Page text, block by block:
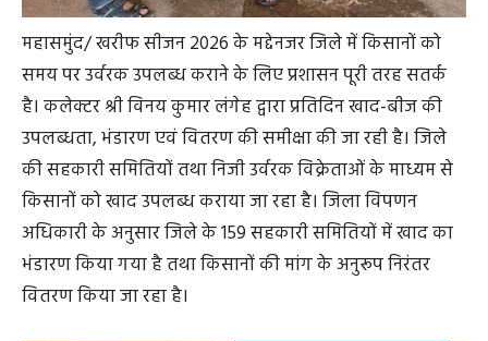
उन्होंने बताया कि खरीफ 2026 के लिए जिले को 60 हजार 850
टन रासायनिक उर्वरकों का लक्ष्य प्राप्त हुआ है। इसके विरुद्ध अब
तक 16 हजार 294 टन से अधिक उर्वरकों का भंडारण किया जा
चुका है, जो लक्ष्य का लगभग 26.78 प्रतिशत है। वहीं किसानों को
अब तक 7 हजार 720 टन उर्वरक का वितरण किया जा चुका है।
इनमें यूरिया 11 हजार 338 टन, डीएपी 1928 टन, एनपीके 449 टन
एवं एसएसपी 1496 टन शामिल है। विभिन्न सहकारी समितियों में
किसानों द्वारा खाद का उठाव किया जा रहा है। तोरेसिंहा सहकारी
समिति बेलमुंडी अंतर्गत 108 किसानों को खाद का वितरण किया
गया। गांव के किसान श्री कमलेश ने बताया कि उन्हें 8 बोरी यूरिया